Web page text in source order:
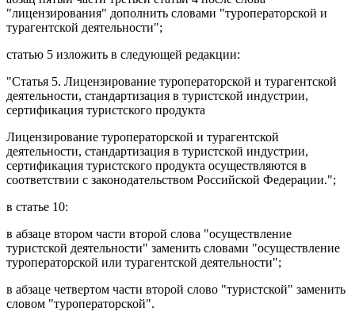
"лицензирования" дополнить словами "туроператорской и
турагентской деятельности";
статью 5 изложить в следующей редакции:
"Статья 5. Лицензирование туроператорской и турагентской
деятельности, стандартизация в туристской индустрии,
сертификация туристского продукта
Лицензирование туроператорской и турагентской
деятельности, стандартизация в туристской индустрии,
сертификация туристского продукта осуществляются в
соответствии с законодательством Российской Федерации.";
в статье 10:
в абзаце втором части второй слова "осуществление
туристской деятельности" заменить словами "осуществление
туроператорской или турагентской деятельности";
в абзаце четвертом части второй слово "туристской" заменить
словом "туроператорской".